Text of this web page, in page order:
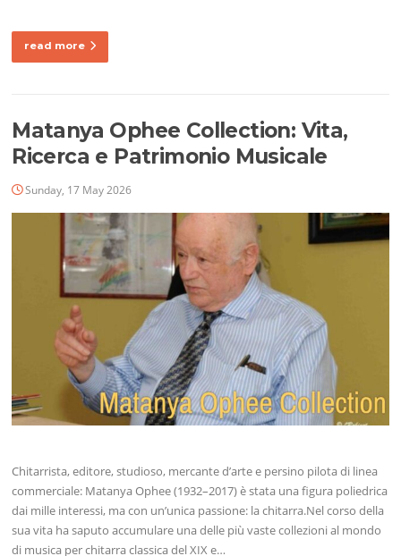
read more
Matanya Ophee Collection: Vita,
Ricerca e Patrimonio Musicale
Sunday, 17 May 2026
Chitarrista, editore, studioso, mercante d’arte e persino pilota di linea
commerciale: Matanya Ophee (1932–2017) è stata una figura poliedrica
dai mille interessi, ma con un’unica passione: la chitarra.Nel corso della
sua vita ha saputo accumulare una delle più vaste collezioni al mondo
di musica per chitarra classica del XIX e…